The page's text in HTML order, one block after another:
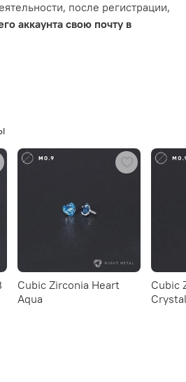
после регистрации,
аккаунта свою почту в
Cubic Zirconia Heart
Aqua
Cubic